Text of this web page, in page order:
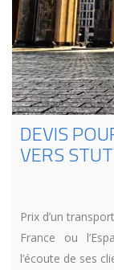
DEVIS
VERS
Prix d’un
France ou
l’écoute de ses